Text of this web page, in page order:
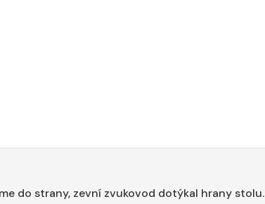
do strany, zevní zvukovod dotýkal hrany stolu.